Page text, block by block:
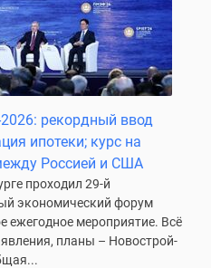
рекордный ввод
ипотеки; курс на
Россией и США
проходил 29-й
экономический форум
мероприятие. Всё
планы – Новострой-